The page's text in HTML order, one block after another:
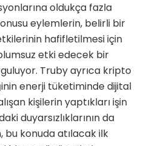
oldukça fazla
eylemlerin, belirli bir
hafifletilmesi için
etki edecek bir
Truby ayrıca kripto
enerji tüketiminde dijital
kişilerin yaptıkları işin
duyarsızlıklarının da
bu konuda atılacak ilk